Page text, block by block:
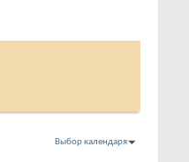
Выбор календаря